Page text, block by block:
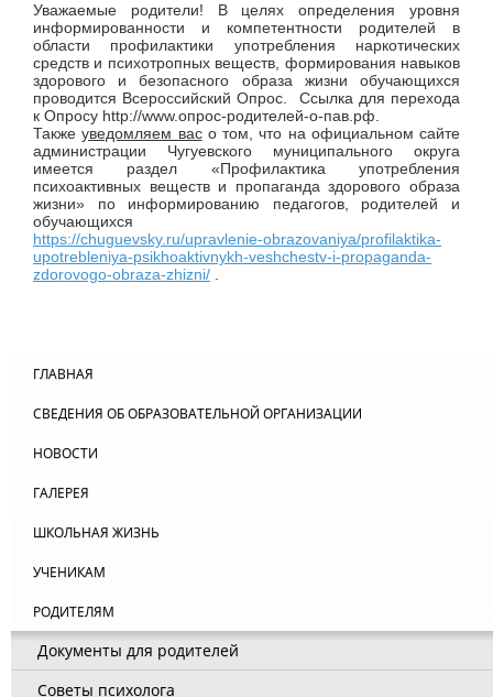
Уважаемые родители! В целях определения уровня
информированности и компетентности родителей в
области профилактики употребления наркотических
средств и психотропных веществ, формирования навыков
здорового и безопасного образа жизни обучающихся
проводится Всероссийский Опрос. Ссылка для перехода
к Опросу http://www.опрос-родителей-о-пав.рф.
Такжеуведомляем васо том, что на официальном сайте
администрации Чугуевского муниципального округа
имеется раздел «Профилактика употребления
психоактивных веществ и пропаганда здорового образа
жизни» по информированию педагогов, родителей и
обучающихся
https://chuguevsky.ru/upravlenie-obrazovaniya/profilaktika-
upotrebleniya-psikhoaktivnykh-veshchestv-i-propaganda-
zdorovogo-obraza-zhizni/ .
ГЛАВНАЯ
СВЕДЕНИЯ ОБ ОБРАЗОВАТЕЛЬНОЙ ОРГАНИЗАЦИИ
НОВОСТИ
ГАЛЕРЕЯ
ШКОЛЬНАЯ ЖИЗНЬ
УЧЕНИКАМ
РОДИТЕЛЯМ
Документы для родителей
Советы психолога